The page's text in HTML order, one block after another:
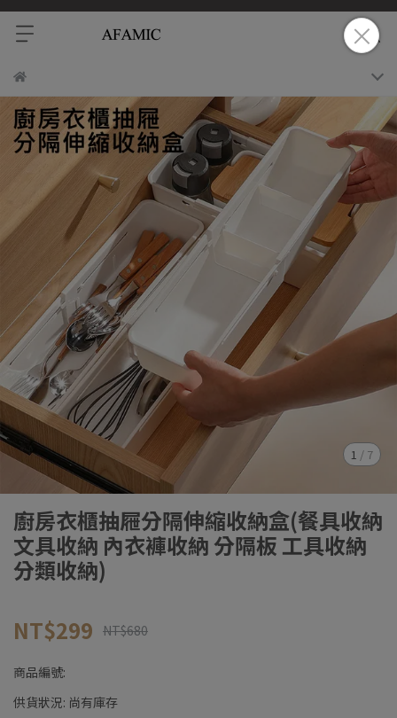
1 / 7
廚房衣櫃抽屜分隔伸縮收納盒(餐具收納
文具收納 內衣褲收納 分隔板 工具收納
分類收納)
NT$299 NT$680
商品編號:
供貨狀況: 尚有庫存